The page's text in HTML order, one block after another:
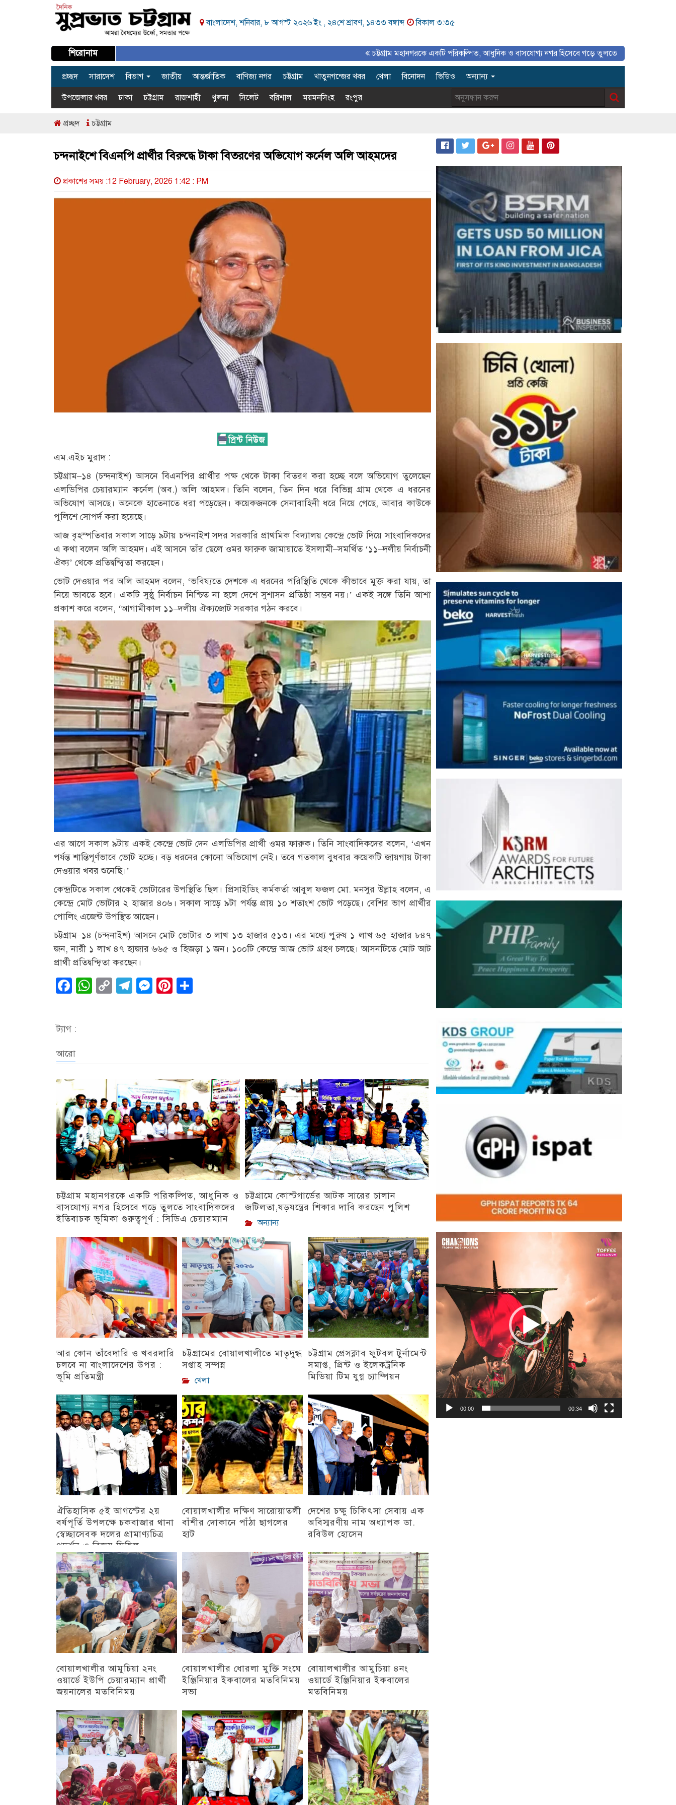
বাংলাদেশ, শনিবার, ৮ আগস্ট ২০২৬ ইং , ২৪শে শ্রাবণ, ১৪৩৩ বঙ্গাব্দ বিকাল ৩:৩৫
শিরোনাম চট্টগ্রাম মহানগরকে একটি পরিকল্পিত, আধুনিক ও বাসযোগ্য নগর হিসেবে গড়ে তুলতে সাংবাদিকদের ইতিবাচক ভূমিকা
প্রচ্ছদ সারাদেশ বিভাগ জাতীয় আন্তর্জাতিক বাণিজ্য নগর চট্টগ্রাম খাতুনগন্জের খবর খেলা বিনোদন ভিডিও অন্যান্য
উপজেলার খবর ঢাকা চট্টগ্রাম রাজশাহী খুলনা সিলেট বরিশাল ময়মনসিংহ রংপুর
প্রচ্ছদ চট্টগ্রাম
চন্দনাইশে বিএনপি প্রার্থীর বিরুদ্ধে টাকা বিতরণের অভিযোগ কর্নেল অলি আহমদের
প্রকাশের সময় :12 February, 2026 1:42 : PM
এম.এইচ মুরাদ :
চট্টগ্রাম–১৪ (চন্দনাইশ) আসনে বিএনপির প্রার্থীর পক্ষ থেকে টাকা বিতরণ করা হচ্ছে বলে অভিযোগ তুলেছেন
এলডিপির চেয়ারম্যান কর্নেল (অব.) অলি আহমদ। তিনি বলেন, তিন দিন ধরে বিভিন্ন গ্রাম থেকে এ ধরনের
অভিযোগ আসছে। অনেকে হাতেনাতে ধরা পড়েছেন। কয়েকজনকে সেনাবাহিনী ধরে নিয়ে গেছে, আবার কাউকে
পুলিশে সোপর্দ করা হয়েছে।
আজ বৃহস্পতিবার সকাল সাড়ে ৯টায় চন্দনাইশ সদর সরকারি প্রাথমিক বিদ্যালয় কেন্দ্রে ভোট দিয়ে সাংবাদিকদের
এ কথা বলেন অলি আহমদ। এই আসনে তাঁর ছেলে ওমর ফারুক জামায়াতে ইসলামী–সমর্থিত ‘১১–দলীয় নির্বাচনী
ঐক্য’ থেকে প্রতিদ্বন্দ্বিতা করছেন।
ভোট দেওয়ার পর অলি আহমদ বলেন, ‘ভবিষ্যতে দেশকে এ ধরনের পরিস্থিতি থেকে কীভাবে মুক্ত করা যায়, তা
নিয়ে ভাবতে হবে। একটি সুষ্ঠু নির্বাচন নিশ্চিত না হলে দেশে সুশাসন প্রতিষ্ঠা সম্ভব নয়।’ একই সঙ্গে তিনি আশা
প্রকাশ করে বলেন, ‘আগামীকাল ১১–দলীয় ঐক্যজোট সরকার গঠন করবে।
এর আগে সকাল ৯টায় একই কেন্দ্রে ভোট দেন এলডিপির প্রার্থী ওমর ফারুক। তিনি সাংবাদিকদের বলেন, ‘এখন
পর্যন্ত শান্তিপূর্ণভাবে ভোট হচ্ছে। বড় ধরনের কোনো অভিযোগ নেই। তবে গতকাল বুধবার কয়েকটি জায়গায় টাকা
দেওয়ার খবর শুনেছি।’
কেন্দ্রটিতে সকাল থেকেই ভোটারের উপস্থিতি ছিল। প্রিসাইডিং কর্মকর্তা আবুল ফজল মো. মনসুর উল্লাহ বলেন, এ
কেন্দ্রে মোট ভোটার ২ হাজার ৪০৬। সকাল সাড়ে ৯টা পর্যন্ত প্রায় ১০ শতাংশ ভোট পড়েছে। বেশির ভাগ প্রার্থীর
পোলিং এজেন্ট উপস্থিত আছেন।
চট্টগ্রাম–১৪ (চন্দনাইশ) আসনে মোট ভোটার ৩ লাখ ১৩ হাজার ৫১৩। এর মধ্যে পুরুষ ১ লাখ ৬৫ হাজার ৮৪৭
জন, নারী ১ লাখ ৪৭ হাজার ৬৬৫ ও হিজড়া ১ জন। ১০০টি কেন্দ্রে আজ ভোট গ্রহণ চলছে। আসনটিতে মোট আট
প্রার্থী প্রতিদ্বন্দ্বিতা করছেন।
Facebook
WhatsApp
CopyTelegram
Messenger
Pinterest
ট্যাগ :
আরো
চট্টগ্রাম মহানগরকে একটি পরিকল্পিত, আধুনিক ও
বাসযোগ্য নগর হিসেবে গড়ে তুলতে সাংবাদিকদের
ইতিবাচক ভূমিকা গুরুত্বপূর্ণ : সিডিএ চেয়ারম্যান
চট্টগ্রামে কোস্টগার্ডের আটক সারের চালান
জটিলতা,ষড়যন্ত্রের শিকার দাবি করছেন পুলিশ
অন্যান্য
আর কোন তাঁবেদারি ও খবরদারি
চলবে না বাংলাদেশের উপর :
ভূমি প্রতিমন্ত্রী
চট্টগ্রামের বোয়ালখালীতে মাতৃদুগ্ধ
সপ্তাহ সম্পন্ন
খেলা
চট্টগ্রাম প্রেসক্লাব ফুটবল টুর্নামেন্ট
সমাপ্ত, প্রিন্ট ও ইলেকট্রনিক
মিডিয়া টিম যুগ্ন চ্যাম্পিয়ন
ঐতিহাসিক ৫ই আগস্টের ২য়
বর্ষপূর্তি উপলক্ষে চকবাজার থানা
স্বেচ্ছাসেবক দলের প্রামাণ্যচিত্র
প্রদর্শন ও বিজয় মিছিল
চট্টগ্রাম
বোয়ালখালীর দক্ষিণ সারোয়াতলী
বাঁশীর দোকানে পাঁঠা ছাগলের
হাট
দেশের চক্ষু চিকিৎসা সেবায় এক
অবিস্মরণীয় নাম অধ্যাপক ডা.
রবিউল হোসেন
বোয়ালখালীর আমুচিয়া ২নং
ওয়ার্ডে ইউপি চেয়ারম্যান প্রার্থী
জয়নালের মতবিনিময়
বোয়ালখালীর ধোরলা মুক্তি সংঘে
ইঞ্জিনিয়ার ইকবালের মতবিনিময়
সভা
বোয়ালখালীর আমুচিয়া ৪নং
ওয়ার্ডে ইঞ্জিনিয়ার ইকবালের
মতবিনিময়
Video
Player
00:00 00:34